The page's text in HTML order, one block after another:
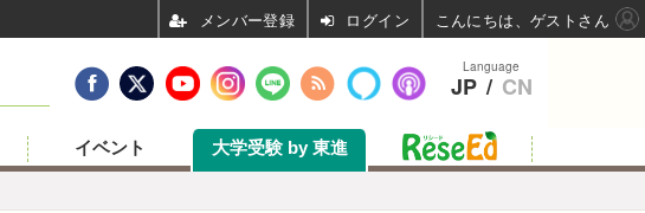
イベント 大学受験 by 東進
Language
JP / CN
ログイン こんにちは、ゲストさん